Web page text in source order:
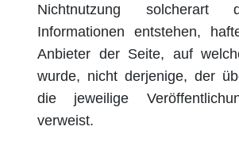
Nichtnutzung solcherart
Informationen entstehen,
Anbieter der Seite, auf
wurde, nicht derjenige, der
die jeweilige
verweist.